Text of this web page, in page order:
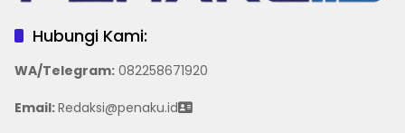
Hubungi Kami:
WA/Telegram: 082258671920
Email:Redaksi@penaku.id